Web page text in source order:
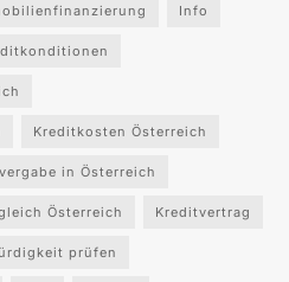
Info
Kreditkosten Österreich
in Österreich
Österreich Kreditvertrag
prüfen